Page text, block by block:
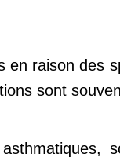
raison des
sont